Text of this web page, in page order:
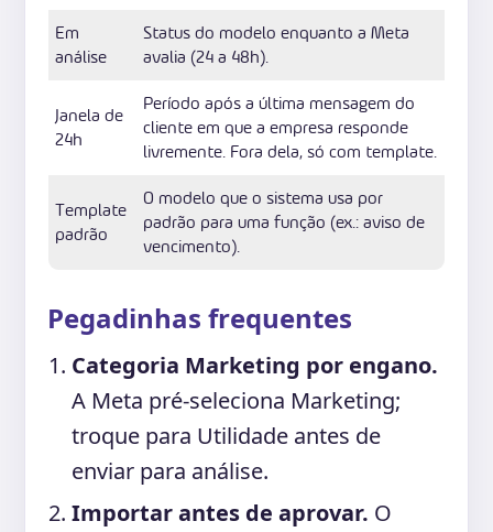
Em
análise
Status do modelo enquanto a Meta
avalia (24 a 48h).
Janela de
24h
Período após a última mensagem do
cliente em que a empresa responde
livremente. Fora dela, só com template.
Template
padrão
O modelo que o sistema usa por
padrão para uma função (ex.: aviso de
vencimento).
Pegadinhas frequentes
Categoria Marketing por engano.
A Meta pré-seleciona Marketing;
troque para Utilidade antes de
enviar para análise.
Importar antes de aprovar. O